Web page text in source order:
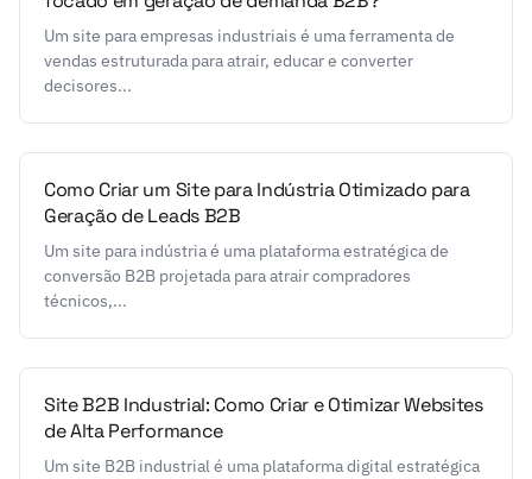
Um site para empresas industriais é uma ferramenta de
vendas estruturada para atrair, educar e converter
decisores...
Como Criar um Site para Indústria Otimizado para
Geração de Leads B2B
Um site para indústria é uma plataforma estratégica de
conversão B2B projetada para atrair compradores
técnicos,...
Site B2B Industrial: Como Criar e Otimizar Websites
de Alta Performance
Um site B2B industrial é uma plataforma digital estratégica